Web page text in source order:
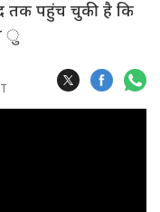
तक पहुंच चुकी है कि